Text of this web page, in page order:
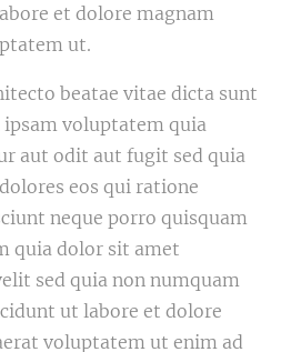
et dolore magnam
ut.
beatae vitae dicta sunt
voluptatem quia
aut odit aut fugit sed quia
eos qui ratione
neque porro quisquam
quia dolor sit amet
sed quia non numquam
ut labore et dolore
voluptatem ut enim ad